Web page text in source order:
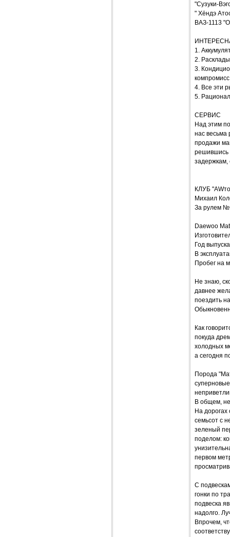
"Сузуки-
" Хёндэ
ВАЗ-1113
1.
2.
3.
4. Все эти
5.
СЕРВИС
Над этим
нас весьма
продажи
решившись
задержкам,
КЛУБ
Михаил
За рулем
Daewoo
Год
В
Пробег на
Не знаю,
давнее
поездить
Как
покуда
холодных
а сегодня
Порода
В общем,
На
семьсот с
зеленый
поделом:
первом
С
гонки по
подвеска
надолго.
Впрочем,